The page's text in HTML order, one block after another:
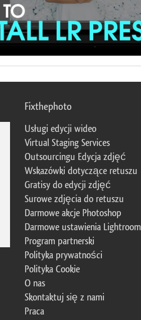
Fixthephoto
Usługi edycji wideo
Virtual Staging Services
Outsourcingu Edycja zdjęć
Wskazówki dotyczące retuszu
Gratisy do edycji zdjęć
Surowe zdjęcia do retuszu
Darmowe akcje Photoshop
Darmowe ustawienia Lightroom
Program partnerski
Polityka prywatności
Polityka Cookie
O nas
Skontaktuj się z nami
Praca